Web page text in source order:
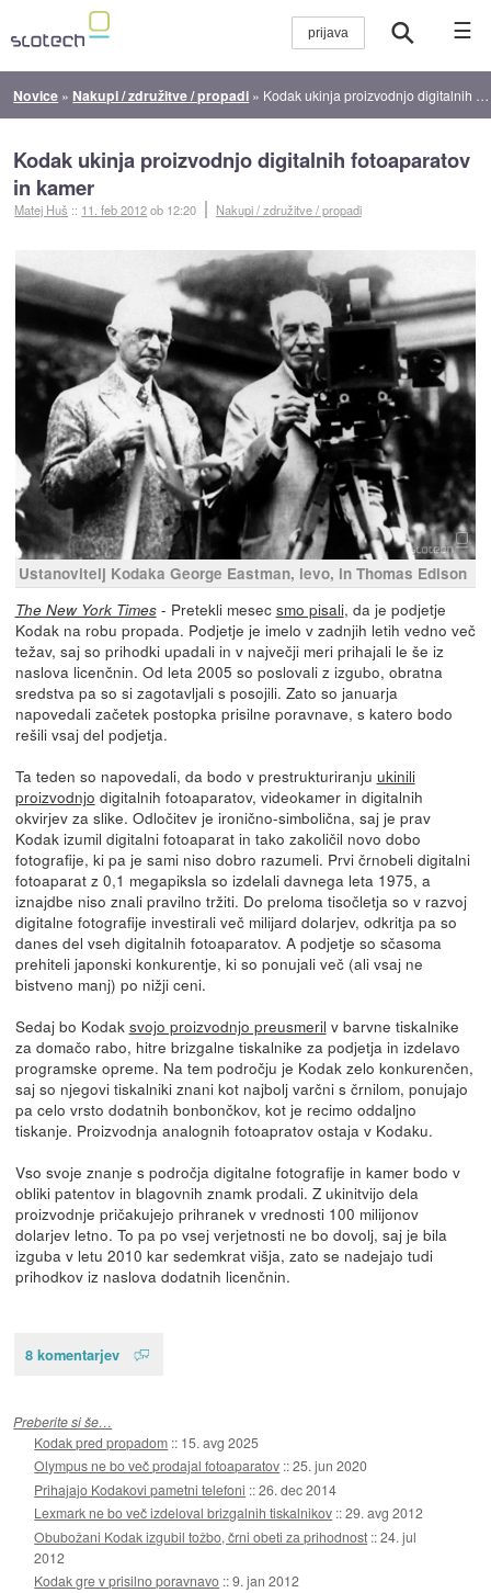
☰
Novice » Nakupi / združitve / propadi » Kodak ukinja proizvodnjo digitalnih fotoaparatov in kamer
Kodak ukinja proizvodnjo digitalnih fotoaparatov
in kamer
Matej Huš :: 11. feb 2012ob 12:20 Nakupi / združitve / propadi
Ustanovitelj Kodaka George Eastman, levo, in Thomas Edison
The New York Times- Pretekli mesec smo pisali, da je podjetje
Kodak na robu propada. Podjetje je imelo v zadnjih letih vedno več
težav, saj so prihodki upadali in v največji meri prihajali le še iz
naslova licenčnin. Od leta 2005 so poslovali z izgubo, obratna
sredstva pa so si zagotavljali s posojili. Zato so januarja
napovedali začetek postopka prisilne poravnave, s katero bodo
rešili vsaj del podjetja.
Ta teden so napovedali, da bodo v prestrukturiranju ukinili
proizvodnjo digitalnih fotoaparatov, videokamer in digitalnih
okvirjev za slike. Odločitev je ironično-simbolična, saj je prav
Kodak izumil digitalni fotoaparat in tako zakoličil novo dobo
fotografije, ki pa je sami niso dobro razumeli. Prvi črnobeli digitalni
fotoaparat z 0,1 megapiksla so izdelali davnega leta 1975, a
iznajdbe niso znali pravilno tržiti. Do preloma tisočletja so v razvoj
digitalne fotografije investirali več milijard dolarjev, odkritja pa so
danes del vseh digitalnih fotoaparatov. A podjetje so sčasoma
prehiteli japonski konkurentje, ki so ponujali več (ali vsaj ne
bistveno manj) po nižji ceni.
Sedaj bo Kodak svojo proizvodnjo preusmeril v barvne tiskalnike
za domačo rabo, hitre brizgalne tiskalnike za podjetja in izdelavo
programske opreme. Na tem področju je Kodak zelo konkurenčen,
saj so njegovi tiskalniki znani kot najbolj varčni s črnilom, ponujajo
pa celo vrsto dodatnih bonbončkov, kot je recimo oddaljno
tiskanje. Proizvodnja analognih fotoapratov ostaja v Kodaku.
Vso svoje znanje s področja digitalne fotografije in kamer bodo v
obliki patentov in blagovnih znamk prodali. Z ukinitvijo dela
proizvodnje pričakujejo prihranek v vrednosti 100 milijonov
dolarjev letno. To pa po vsej verjetnosti ne bo dovolj, saj je bila
izguba v letu 2010 kar sedemkrat višja, zato se nadejajo tudi
prihodkov iz naslova dodatnih licenčnin.
8 komentarjev
Preberite si še…
Kodak pred propadom :: 15. avg 2025
Olympus ne bo več prodajal fotoaparatov ::25. jun 2020
Prihajajo Kodakovi pametni telefoni ::26. dec 2014
Lexmark ne bo več izdeloval brizgalnih tiskalnikov ::29. avg 2012
Obubožani Kodak izgubil tožbo, črni obeti za prihodnost ::24. jul
2012
Kodak gre v prisilno poravnavo ::9. jan 2012